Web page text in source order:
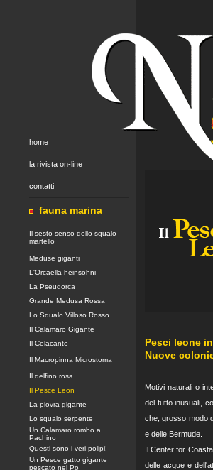
home
la rivista on-line
contatti
fauna marina
Il sesto senso dello squalo
martello
Meduse giganti
L'Orcaella heinsohni
La Pseudorca
Grande Medusa Rossa
Lo Squalo Villoso Rosso
Il Calamaro Gigante
Il Celacanto
Il Macropinna Microstoma
Il delfino rosa
Il Pesce Leon
La piovra gigante
Lo squalo serpente
Un Calamaro rombo a
Pachino
Questi sono i veri polipi!
Un Pesce gatto gigante
pescato nel Po
Pesci leone
Nuove
Motivi naturali o
del tutto inusuali,
che, grosso modo
e delle Bermude.
Il Center for
delle acque e